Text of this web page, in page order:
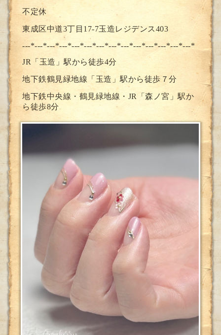
不定休
東成区中道3丁目17-7玉造レジデンス403
---*---*---*---*---*---*---*---*---*---*---*---*---*---*
JR「玉造」駅から徒歩4分
地下鉄鶴見緑地線「玉造」駅から徒歩７分
地下鉄中央線・鶴見緑地線・JR「森ノ宮」駅か
ら徒歩8分